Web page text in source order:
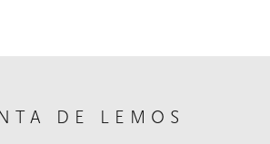
DE LEMOS